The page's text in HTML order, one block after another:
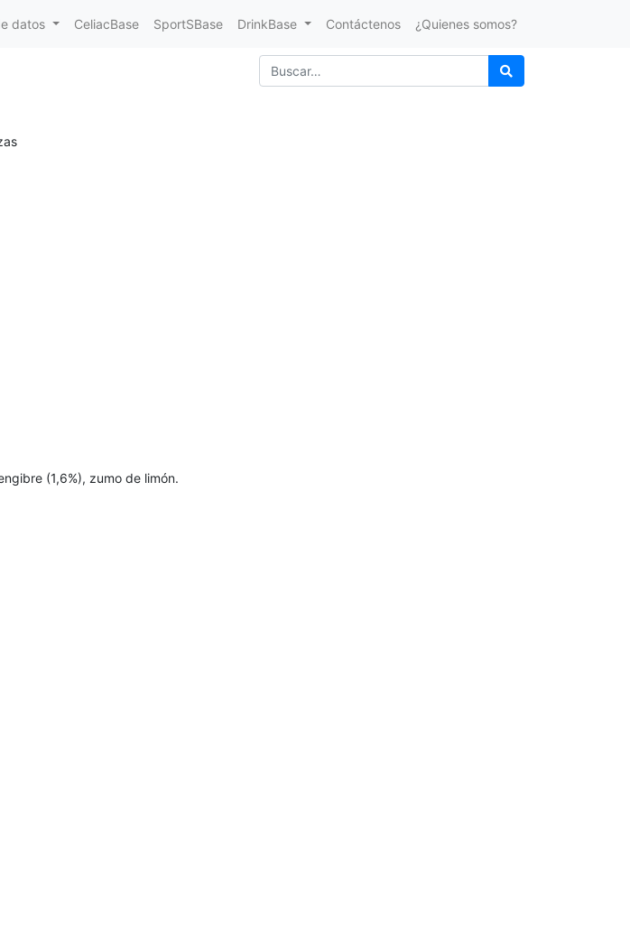
datos CeliacBase SportSBase DrinkBase Contáctenos ¿Quienes somos?
(1,6%), zumo de limón.